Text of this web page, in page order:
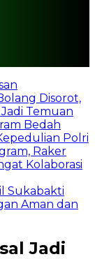
Disorot,
Temuan
Bedah
Polri
Raker
Kolaborasi
Sukabakti
Aman dan
Jadi